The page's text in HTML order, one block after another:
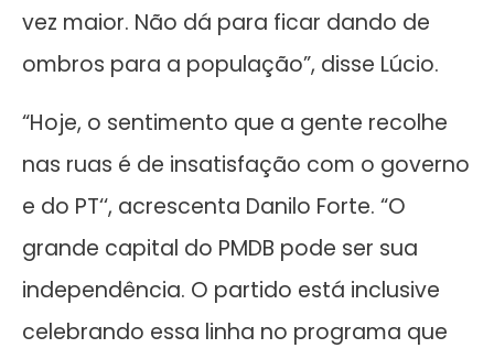
vez maior. Não dá para ficar dando de
ombros para a população”, disse Lúcio.
“Hoje, o sentimento que a gente recolhe
nas ruas é de insatisfação com o governo
e do PT‘‘, acrescenta Danilo Forte. “O
grande capital do PMDB pode ser sua
independência. O partido está inclusive
celebrando essa linha no programa que